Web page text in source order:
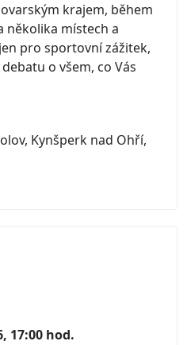
krajem, během
několika místech a
pro sportovní zážitek,
o všem, co Vás
Kynšperk nad Ohří,
17:00 hod.